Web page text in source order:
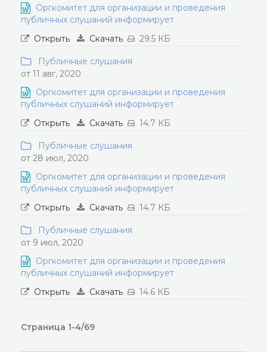
Оргкомитет для организации и проведения
публичных слушаний информирует
Открыть
Скачать 29.5 КБ
Публичные слушания
от 11 авг, 2020
Оргкомитет для организации и проведения
публичных слушаний информирует
Открыть
Скачать 14.7 КБ
Публичные слушания
от 28 июл, 2020
Оргкомитет для организации и проведения
публичных слушаний информирует
Открыть
Скачать 14.7 КБ
Публичные слушания
от 9 июл, 2020
Оргкомитет для организации и проведения
публичных слушаний информирует
Открыть
Скачать 14.6 КБ
Страница 1-4/69